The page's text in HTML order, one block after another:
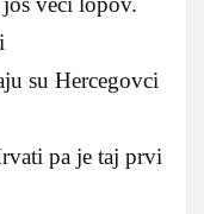
su Hercegovci
pa je taj prvi